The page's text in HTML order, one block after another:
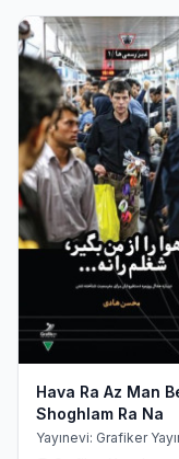
Hava Ra Az Man
Shoghlam Ra Na
Yayınevi: Grafiker